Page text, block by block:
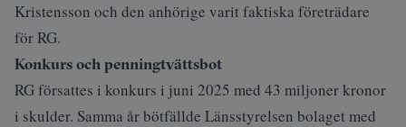
Kristensson och den anhörige varit faktiska företrädare
för RG.
Konkurs och penningtvättsbot
RG försattes i konkurs i juni 2025 med 43 miljoner kronor
i skulder. Samma år bötfällde Länsstyrelsen bolaget med